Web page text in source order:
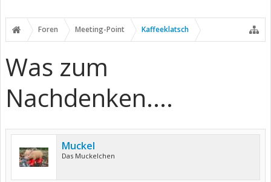
Foren Meeting-Point Kaffeeklatsch
Was zum
Nachdenken....
Muckel
Das Muckelchen